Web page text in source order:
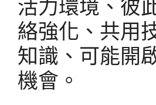
活力環境、彼
絡強化、共用
知識、可能開
機會。